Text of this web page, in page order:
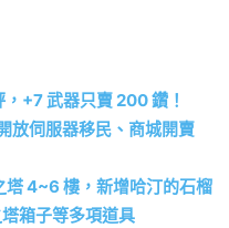
+7 武器只賣 200 鑽！
放伺服器移民、商城開賣
4~6 樓，新增哈汀的石榴
箱子等多項道具